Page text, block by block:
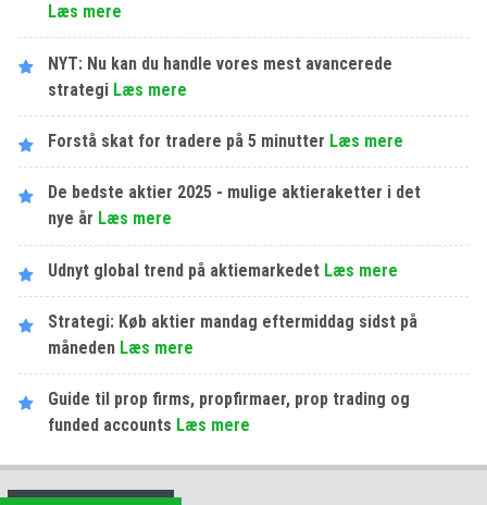
Læs mere
NYT: Nu kan du handle vores mest avancerede
strategi Læs mere
Forstå skat for tradere på 5 minutter Læs mere
De bedste aktier 2025 - mulige aktieraketter i det
nye år Læs mere
Udnyt global trend på aktiemarkedet Læs mere
Strategi: Køb aktier mandag eftermiddag sidst på
måneden Læs mere
Guide til prop firms, propfirmaer, prop trading og
funded accounts Læs mere